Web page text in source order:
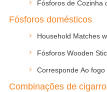
Fósforos de Cozinha
Fósforos domésticos
Household Matches
Fósforos Wooden
Corresponde Ao fogo
Combinações de